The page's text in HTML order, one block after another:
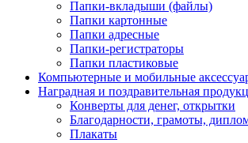
Папки-вкладыши (файлы)
Папки картонные
Папки адресные
Папки-регистраторы
Папки пластиковые
Компьютерные и мобильные
Наградная и поздравительная
Конверты для денег, открытки
Благодарности, грамоты,
Плакаты